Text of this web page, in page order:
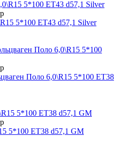
5*100 ET43 d57,1 Silver
Поло 6,0\R15 5*100 ET38
5*100 ET38 d57,1 GM